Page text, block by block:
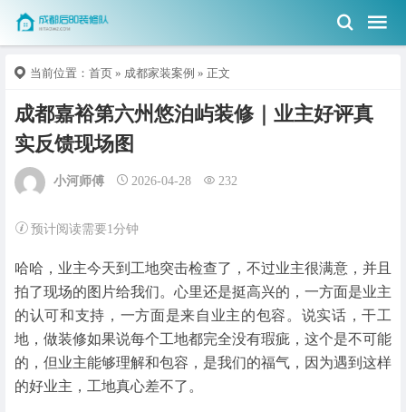
当前位置： 首页 » 成都家装案例 » 正文
成都嘉裕第六州悠泊屿装修｜业主好评真
实反馈现场图
小河师傅 2026-04-28 232
预计阅读需要1分钟
哈哈，业主今天到工地突击检查了，不过业主很满意，并且
拍了现场的图片给我们。心里还是挺高兴的，一方面是业主
的认可和支持，一方面是来自业主的包容。说实话，干工
地，做装修如果说每个工地都完全没有瑕疵，这个是不可能
的，但业主能够理解和包容，是我们的福气，因为遇到这样
的好业主，工地真心差不了。